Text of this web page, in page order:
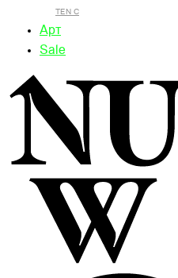
TEN C
Арт
Sale